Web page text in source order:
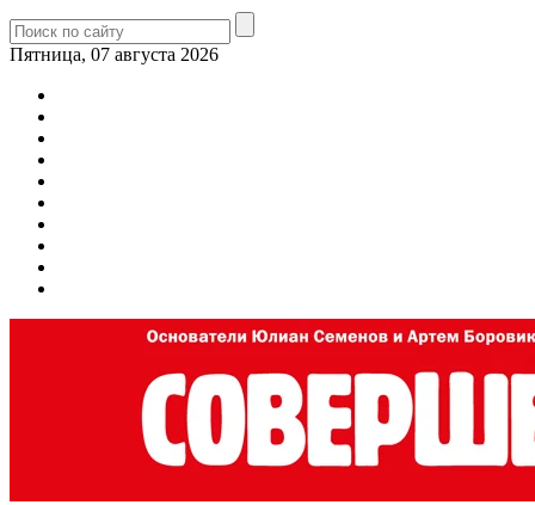
Пятница, 07 августа 2026